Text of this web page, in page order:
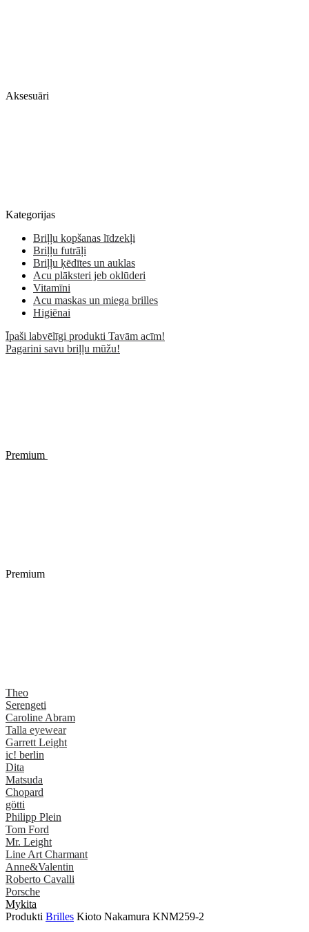
Aksesuāri
Kategorijas
Briļļu kopšanas līdzekļi
Briļļu futrāļi
Briļļu ķēdītes un auklas
Acu plāksteri jeb oklūderi
Vitamīni
Acu maskas un miega brilles
Higiēnai
Īpaši labvēlīgi produkti Tavām acīm!
Pagarini savu briļļu mūžu!
Premium
Premium
Theo
Serengeti
Caroline Abram
Talla eyewear
Garrett Leight
ic! berlin
Dita
Matsuda
Chopard
götti
Philipp Plein
Tom Ford
Mr. Leight
Line Art Charmant
Anne&Valentin
Roberto Cavalli
Porsche
Mykita
Produkti Brilles Kioto Nakamura KNM259-2